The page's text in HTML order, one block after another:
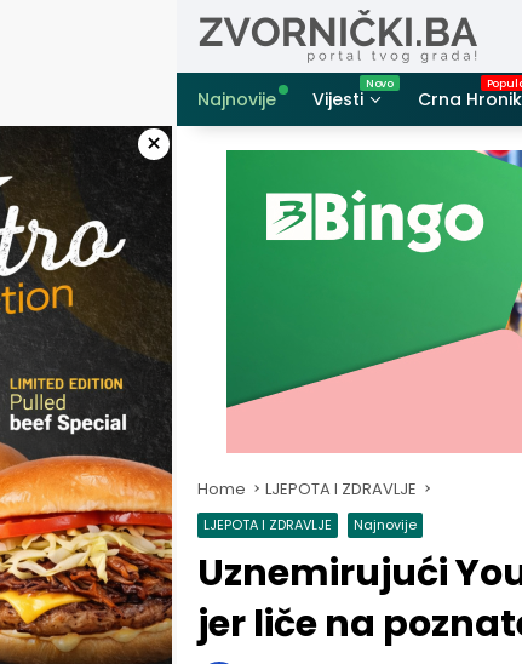
Najnovije
Vijesti Crna
×
Home LJEPOTA I ZDRAVLJE
LJEPOTA I ZDRAVLJE Najnovije
Uznemirujući
jer liče na